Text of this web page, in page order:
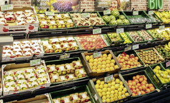
Über Cookies